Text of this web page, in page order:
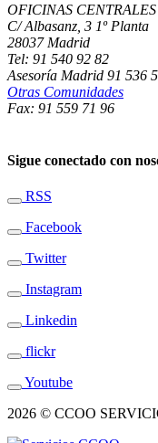
OFICINAS CENTRALES
C/ Albasanz, 3 1º Planta
28037 Madrid
Tel: 91 540 92 82
Asesoría Madrid 91 536
Otras Comunidades
Fax: 91 559 71 96
Sigue conectado con
RSS
Facebook
Twitter
Instagram
Linkedin
flickr
Youtube
2026 © CCOO